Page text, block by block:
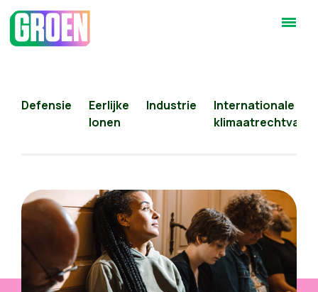
Defensie
Eerlijke
lonen
Industrie
Internationale